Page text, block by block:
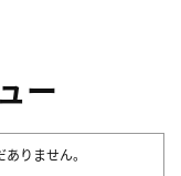
ー
りません。